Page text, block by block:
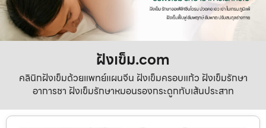
ฝังเข็ม.com
คลินิกฝังเข็มด้วยแพทย์แผนจีน ฝังเข็มครอบแก้ว ฝังเข็มรักษา
อาการชา ฝังเข็มรักษาหมอนรองกระดูกทับเส้นประสาท